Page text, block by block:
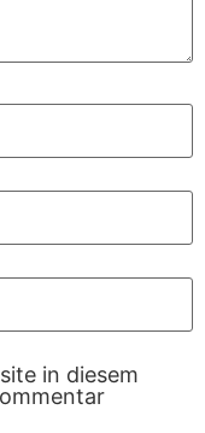
in diesem